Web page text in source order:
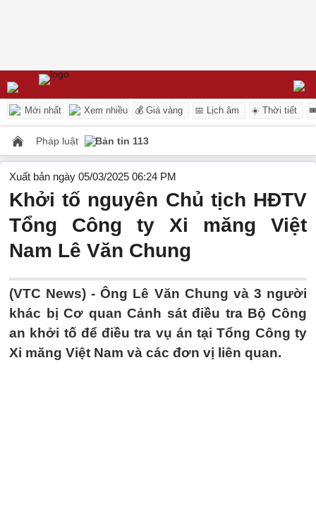
Mới nhất Xem nhiều 💰 Giá vàng 📅 Lịch âm ☀️ Thời tiết
Pháp luật Bản tin 113
Xuất bản ngày 05/03/2025 06:24 PM
Khởi tố nguyên Chủ tịch HĐTV
Tổng Công ty Xi măng Việt
Nam Lê Văn Chung
(VTC News) -Ông Lê Văn Chung và 3 người
khác bị Cơ quan Cảnh sát điều tra Bộ Công
an khởi tố để điều tra vụ án tại Tổng Công ty
Xi măng Việt Nam và các đơn vị liên quan.